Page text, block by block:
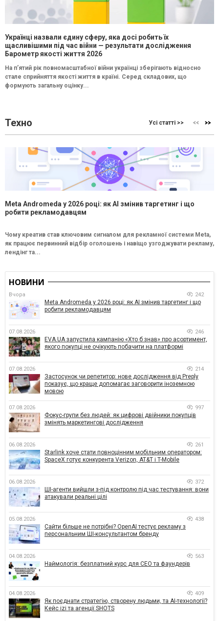
Українці назвали єдину сферу, яка досі робить їх
щасливішими під час війни — результати дослідження
Барометр якості життя 2026
На п’ятий рік повномасштабної війни українці зберігають відносно
стале сприйняття якості життя в країні. Серед складових, що
формують загальну оцінку...
Техно Усі статті >>
Meta Andromeda у 2026 році: як AI змінив таргетинг і що
робити рекламодавцям
Чому креатив став ключовим сигналом для рекламної системи Meta,
як працює первинний відбір оголошень і навіщо узгоджувати рекламу,
лендінг та...
НОВИНИ
Вчора 242
Meta Andromeda у 2026 році: як AI змінив таргетинг і що
робити рекламодавцям
07.08.2026 246
EVA.UA запустила кампанію «Хто б знав» про асортимент,
якого покупці не очікують побачити на платформі
07.08.2026 214
Застосунок чи репетитор: нове дослідження від Preply
показує, що краще допомагає заговорити іноземною
мовою
07.08.2026 997
Фокус-групи без людей: як цифрові двійники покупців
змінять маркетингові дослідження
06.08.2026 261
Starlink хоче стати повноцінним мобільним оператором:
SpaceX готує конкурента Verizon, AT&T і T-Mobile
06.08.2026 372
ШІ-агенти вийшли з-під контролю під час тестування: вони
атакували реальні цілі
05.08.2026 438
Сайти більше не потрібні? OpenAI тестує рекламу з
персональним ШІ-консультантом бренду
04.08.2026 563
Наймологія: безплатний курс для CEO та фаундерів
04.08.2026 409
Як поєднати стратегію, створену людьми, та AI-технології?
Кейс izi та агенції SHOTS